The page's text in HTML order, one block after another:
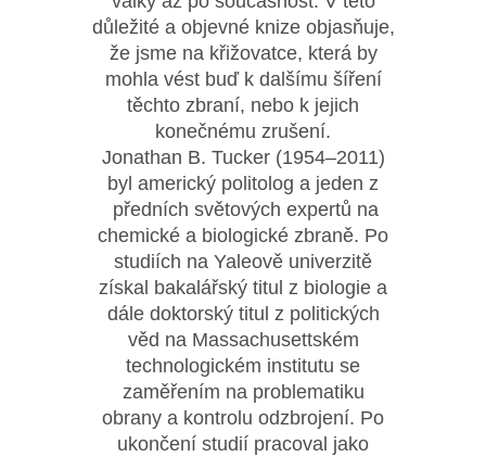
důležité a objevné knize objasňuje,
že jsme na křižovatce, která by
mohla vést buď k dalšímu šíření
těchto zbraní, nebo k jejich
konečnému zrušení.
Jonathan B. Tucker (1954–2011)
byl americký politolog a jeden z
předních světových expertů na
chemické a biologické zbraně. Po
studiích na Yaleově univerzitě
získal bakalářský titul z biologie a
dále doktorský titul z politických
věd na Massachusettském
technologickém institutu se
zaměřením na problematiku
obrany a kontrolu odzbrojení. Po
ukončení studií pracoval jako